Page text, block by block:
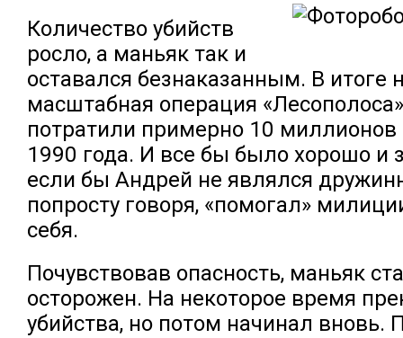
Количество убийств
росло, а маньяк так и
оставался безнаказанным. В итоге
масштабная операция
потратили примерно 10 миллионов
1990 года. И все бы было хорошо и
если бы Андрей не являлся
попросту говоря, «помогал»
себя.
Почувствовав опасность, маньяк
осторожен. На некоторое время
убийства, но потом начинал вновь.